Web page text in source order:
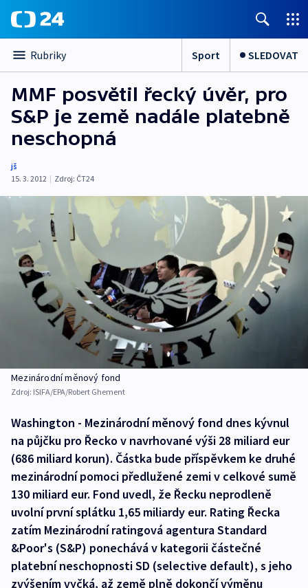
Rubriky Sport SLEDOVAT
MMF posvětil řecký úvěr, pro
S&P je země nadále platebně
neschopná
jš
15. 3. 2012 | Zdroj: ČT24
Mezinárodní měnový fond
Zdroj: ISIFA/EPA/Robert Ghement
Washington - Mezinárodní měnový fond dnes kývnul
na půjčku pro Řecko v navrhované výši 28 miliard eur
(686 miliard korun). Částka bude příspěvkem ke druhé
mezinárodní pomoci předlužené zemi v celkové sumě
130 miliard eur. Fond uvedl, že Řecku neprodleně
uvolní první splátku 1,65 miliardy eur. Rating Řecka
zatím Mezinárodní ratingová agentura Standard
&Poor's (S&P) ponechává v kategorii částečné
platební neschopnosti SD (selective default), s jeho
zvýšením vyčká, až země plně dokončí výměnu